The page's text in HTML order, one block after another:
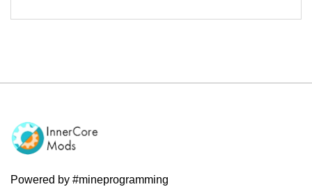
Powered by #mineprogramming